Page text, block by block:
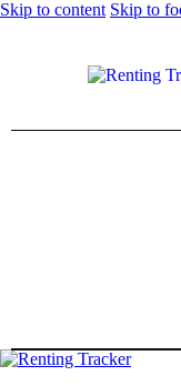
Skip to content Skip to